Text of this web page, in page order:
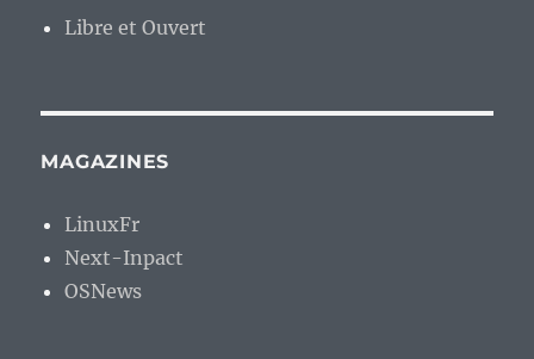
Libre et Ouvert
MAGAZINES
LinuxFr
Next-Inpact
OSNews